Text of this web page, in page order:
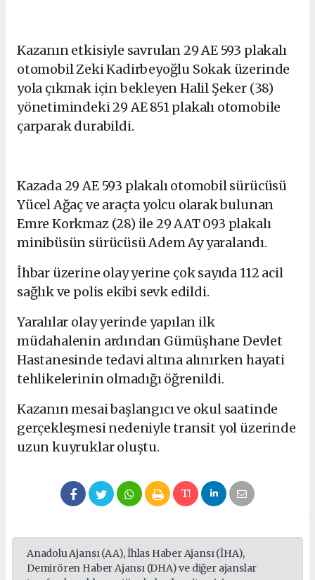
Kazanın etkisiyle savrulan 29 AE 593 plakalı
otomobil Zeki Kadirbeyoğlu Sokak üzerinde
yola çıkmak için bekleyen Halil Şeker (38)
yönetimindeki 29 AE 851 plakalı otomobile
çarparak durabildi.
Kazada 29 AE 593 plakalı otomobil sürücüsü
Yücel Ağaç ve araçta yolcu olarak bulunan
Emre Korkmaz (28) ile 29 AAT 093 plakalı
minibüsün sürücüsü Adem Ay yaralandı.
İhbar üzerine olay yerine çok sayıda 112 acil
sağlık ve polis ekibi sevk edildi.
Yaralılar olay yerinde yapılan ilk
müdahalenin ardından Gümüşhane Devlet
Hastanesinde tedavi altına alınırken hayati
tehlikelerinin olmadığı öğrenildi.
Kazanın mesai başlangıcı ve okul saatinde
gerçekleşmesi nedeniyle transit yol üzerinde
uzun kuyruklar oluştu.
Anadolu Ajansı (AA), İhlas Haber Ajansı (İHA),
Demirören Haber Ajansı (DHA) ve diğer ajanslar